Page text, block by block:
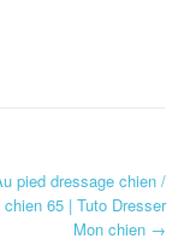
pied dressage chien /
65 | Tuto Dresser
Mon chien →